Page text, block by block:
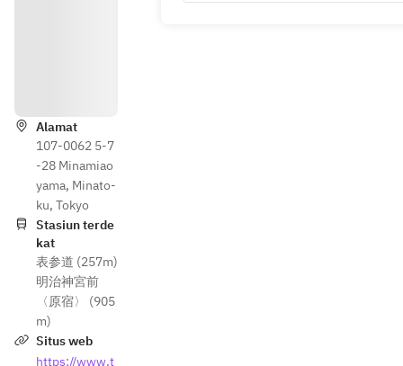
Alamat
107-0062 5-7
-28 Minamiao
yama, Minato-
ku, Tokyo
Stasiun terde
kat
表参道 (257m)
明治神宮前
〈原宿〉 (905
m)
Situs web
https://www.t